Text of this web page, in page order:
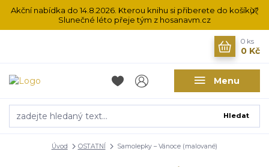
Akční nabídka do 14.8.2026. Kterou knihu si přiberete do košíku?
Slunečné léto přeje tým z hosanavm.cz
Menu
Hledat
0 ks
0 Kč
Úvod OSTATNÍ Samolepky – Vánoce (malované)